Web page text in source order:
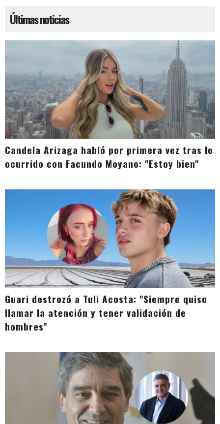
Últimas noticias
Candela Arizaga habló por primera vez tras lo
ocurrido con Facundo Moyano: "Estoy bien"
Guari destrozó a Tuli Acosta: "Siempre quiso
llamar la atención y tener validación de
hombres"